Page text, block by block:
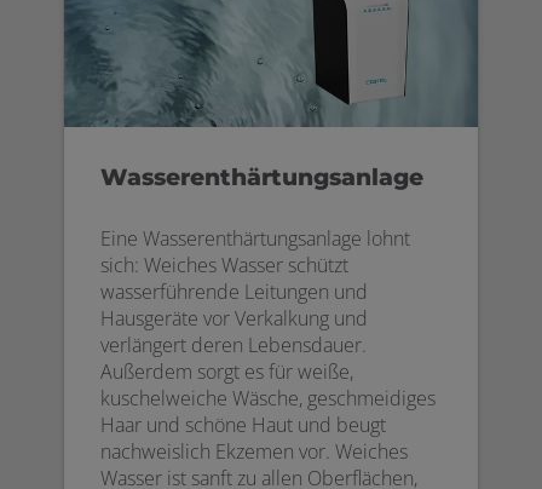
Wasserenthärtungsanlage
Eine Wasserenthärtungsanlage lohnt
sich: Weiches Wasser schützt
wasserführende Leitungen und
Hausgeräte vor Verkalkung und
verlängert deren Lebensdauer.
Außerdem sorgt es für weiße,
kuschelweiche Wäsche, geschmeidiges
Haar und schöne Haut und beugt
nachweislich Ekzemen vor. Weiches
Wasser ist sanft zu allen Oberflächen,